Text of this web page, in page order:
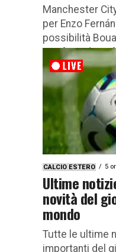
Manchester
per Enzo
possibilità
una fase di
CALCIO ESTERO 5
Ultime
novità del
mondo
Tutte le ultime
importanti del